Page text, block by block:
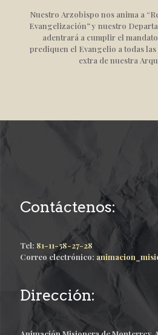
Nuestro Arzobispo nos anima a
Evangelización” y nuestro
adentrará a cumplir el
prediquen el Evangelio a todas
extra de nuestra
Contáctenos:
Tel: 81-11-58-27-28
Correo electrónico:
Dirección: